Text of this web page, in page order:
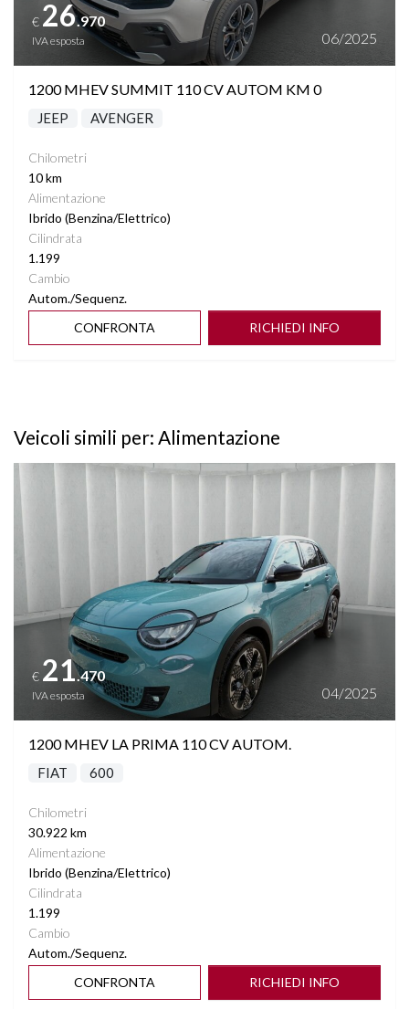
€ 26.970
IVA esposta 06/2025
1200 MHEV SUMMIT 110 CV AUTOM KM 0
JEEP AVENGER
Chilometri
10 km
Alimentazione
Ibrido (Benzina/Elettrico)
Cilindrata
1.199
Cambio
Autom./Sequenz.
CONFRONTA
RICHIEDI INFO
Veicoli simili per: Alimentazione
Vedi dettagli
€ 21.470
IVA esposta 04/2025
1200 MHEV LA PRIMA 110 CV AUTOM.
FIAT 600
Chilometri
30.922 km
Alimentazione
Ibrido (Benzina/Elettrico)
Cilindrata
1.199
Cambio
Autom./Sequenz.
CONFRONTA
RICHIEDI INFO